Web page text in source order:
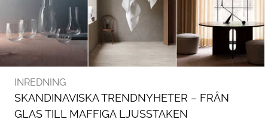
Mat & Dryck
Influencers
Mer
INREDNING
SKANDINAVISKA TRENDNYHETER – FRÅN
GLAS TILL MAFFIGA LJUSSTAKEN